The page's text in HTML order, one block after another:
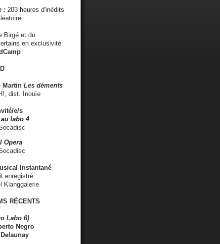
: 203 heures d'inédits
Birgé et du
en exclusivité
Martin Les déments
dist. Inouïe
e/s
labo 4
Opera
Instantané
enregistré
Klanggalerie
RÉCENTS
Labo 6)
Negro